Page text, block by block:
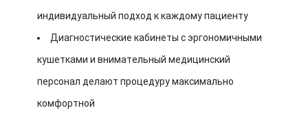
индивидуальный подход к каждому пациенту
Диагностические кабинеты с эргономичными
кушетками и внимательный медицинский
персонал делают процедуру максимально
комфортной